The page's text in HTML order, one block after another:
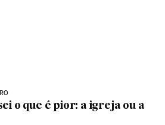
o que é pior: a igreja ou a